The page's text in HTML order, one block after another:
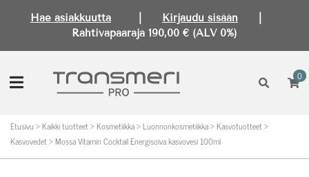
Hae asiakkuutta Kirjaudu sisään
Rahtivapaaraja 190,00 € (ALV 0%)
0
Etusivu >Kaikki tuotteet>Kosmetiikka>Luonnonkosmetiikka>Kasvotuotteet>
Kasvovedet>Mossa Vitamin Cocktail Energisoiva kasvovesi 100ml